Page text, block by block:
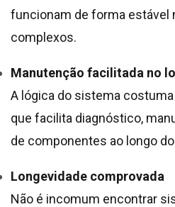
funcionam de forma estável
complexos.
Manutenção facilitada no
A lógica do sistema
que facilita diagnóstico,
de componentes ao longo
Longevidade comprovada
Não é incomum encontrar